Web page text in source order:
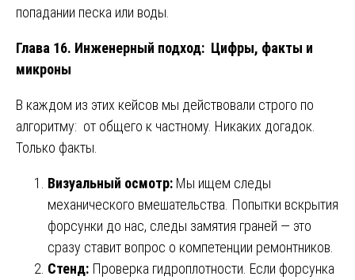
попадании песка или воды.
Глава 16. Инженерный подход: Цифры, факты и
микроны
В каждом из этих кейсов мы действовали строго по
алгоритму: от общего к частному. Никаких догадок.
Только факты.
Визуальный осмотр: Мы ищем следы
механического вмешательства. Попытки вскрытия
форсунки до нас, следы замятия граней — это
сразу ставит вопрос о компетенции ремонтников.
Стенд: Проверка гидроплотности. Если форсунка